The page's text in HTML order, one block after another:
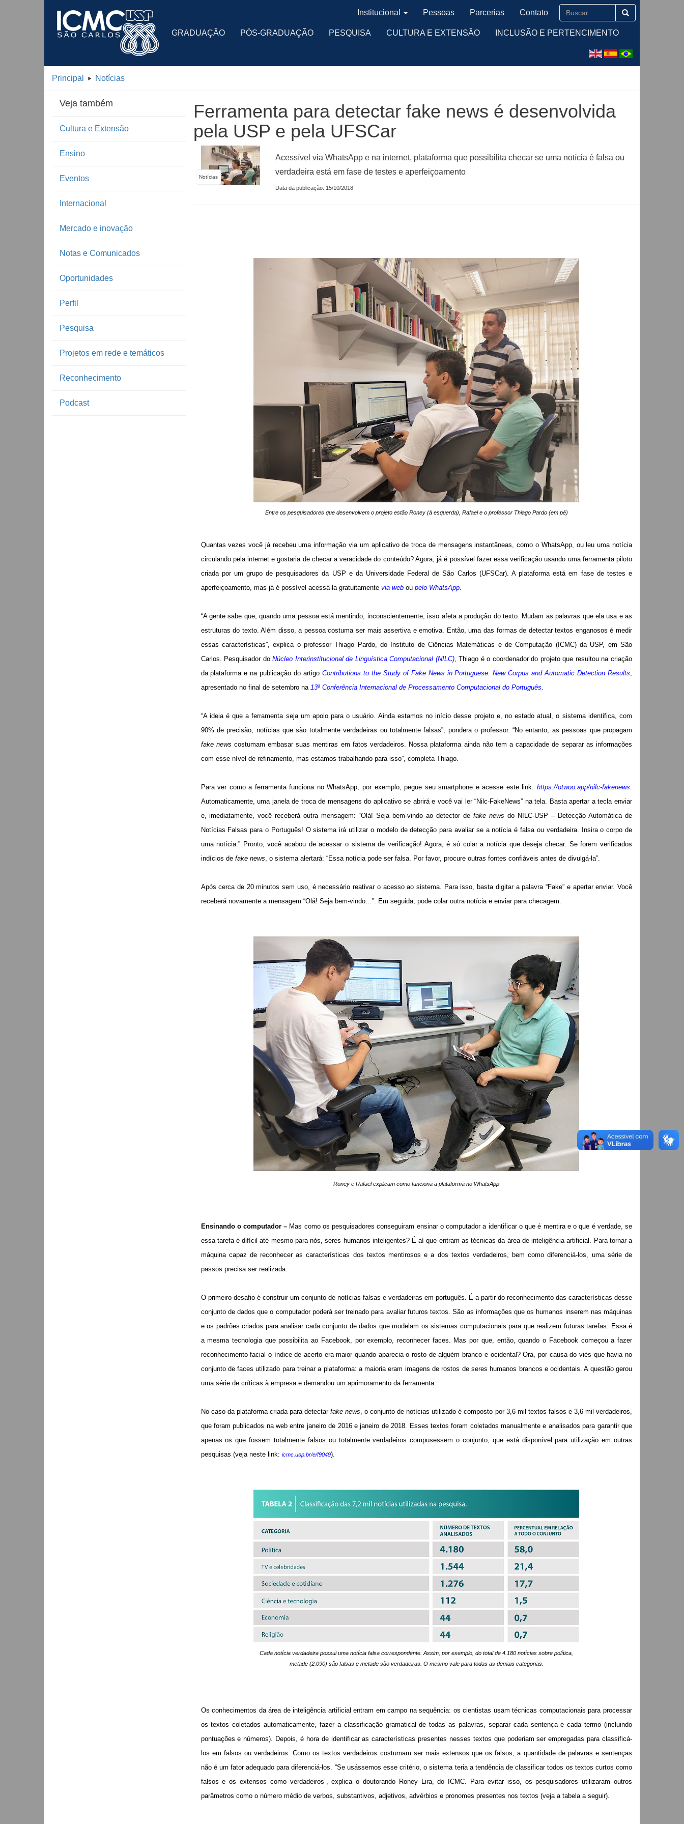
GRADUAÇÃO PÓS-GRADUAÇÃO PESQUISA CULTURA E EXTENSÃO INCLUSÃO E PERTENCIMENTO
Institucional Pessoas Parcerias Contato
Principal Notícias
Veja também
Cultura e Extensão
Ensino
Eventos
Internacional
Mercado e inovação
Notas e Comunicados
Oportunidades
Perfil
Pesquisa
Projetos em rede e temáticos
Reconhecimento
Podcast
Ferramenta para detectar fake news é desenvolvida
pela USP e pela UFSCar
Notícias
Acessível via WhatsApp e na internet, plataforma que possibilita checar se uma notícia é falsa ou
verdadeira está em fase de testes e aperfeiçoamento
Data da publicação: 15/10/2018
Entre os pesquisadores que desenvolvem o projeto estão Roney (à esquerda), Rafael e o professor Thiago Pardo (em pé)
Quantas vezes você já recebeu uma informação via um aplicativo de troca de mensagens instantâneas, como o WhatsApp, ou leu uma notícia
circulando pela internet e gostaria de checar a veracidade do conteúdo? Agora, já é possível fazer essa verificação usando uma ferramenta piloto
criada por um grupo de pesquisadores da USP e da Universidade Federal de São Carlos (UFSCar). A plataforma está em fase de testes e
aperfeiçoamento, mas já é possível acessá-la gratuitamente via webou pelo WhatsApp.
“A gente sabe que, quando uma pessoa está mentindo, inconscientemente, isso afeta a produção do texto. Mudam as palavras que ela usa e as
estruturas do texto. Além disso, a pessoa costuma ser mais assertiva e emotiva. Então, uma das formas de detectar textos enganosos é medir
essas características”, explica o professor Thiago Pardo, do Instituto de Ciências Matemáticas e de Computação (ICMC) da USP, em São
Carlos. Pesquisador doNúcleo Interinstitucional de Linguística Computacional (NILC), Thiago é o coordenador do projeto que resultou na criação
da plataforma e na publicação do artigo Contributions to the Study of Fake News in Portuguese: New Corpus and Automatic Detection Results,
apresentado no final de setembro na 13ª Conferência Internacional de Processamento Computacional do Português.
“A ideia é que a ferramenta seja um apoio para o usuário. Ainda estamos no início desse projeto e, no estado atual, o sistema identifica, com
90% de precisão, notícias que são totalmente verdadeiras ou totalmente falsas”, pondera o professor. “No entanto, as pessoas que propagam
fake news costumam embasar suas mentiras em fatos verdadeiros. Nossa plataforma ainda não tem a capacidade de separar as informações
com esse nível de refinamento, mas estamos trabalhando para isso”, completa Thiago.
Para ver como a ferramenta funciona no WhatsApp, por exemplo, pegue seu smartphone e acesse este link: https://otwoo.app/nilc-fakenews.
Automaticamente, uma janela de troca de mensagens do aplicativo se abrirá e você vai ler “Nilc-FakeNews” na tela. Basta apertar a tecla enviar
e, imediatamente, você receberá outra mensagem: “Olá! Seja bem-vindo ao detector defake newsdo NILC-USP – Detecção Automática de
Notícias Falsas para o Português! O sistema irá utilizar o modelo de detecção para avaliar se a notícia é falsa ou verdadeira. Insira o corpo de
uma notícia.” Pronto, você acabou de acessar o sistema de verificação! Agora, é só colar a notícia que deseja checar. Se forem verificados
indícios de fake news, o sistema alertará: “Essa notícia pode ser falsa. Por favor, procure outras fontes confiáveis antes de divulgá-la”.
Após cerca de 20 minutos sem uso, é necessário reativar o acesso ao sistema. Para isso, basta digitar a palavra “Fake” e apertar enviar. Você
receberá novamente a mensagem “Olá! Seja bem-vindo…”. Em seguida, pode colar outra notícia e enviar para checagem.
Roney e Rafael explicam como funciona a plataforma no WhatsApp
Ensinando o computador – Mas como os pesquisadores conseguiram ensinar o computador a identificar o que é mentira e o que é verdade, se
essa tarefa é difícil até mesmo para nós, seres humanos inteligentes? É aí que entram as técnicas da área de inteligência artificial. Para tornar a
máquina capaz de reconhecer as características dos textos mentirosos e a dos textos verdadeiros, bem como diferenciá-los, uma série de
passos precisa ser realizada.
O primeiro desafio é construir um conjunto de notícias falsas e verdadeiras em português. É a partir do reconhecimento das características desse
conjunto de dados que o computador poderá ser treinado para avaliar futuros textos. São as informações que os humanos inserem nas máquinas
e os padrões criados para analisar cada conjunto de dados que modelam os sistemas computacionais para que realizem futuras tarefas. Essa é
a mesma tecnologia que possibilita ao Facebook, por exemplo, reconhecer faces. Mas por que, então, quando o Facebook começou a fazer
reconhecimento facial o índice de acerto era maior quando aparecia o rosto de alguém branco e ocidental? Ora, por causa do viés que havia no
conjunto de faces utilizado para treinar a plataforma: a maioria eram imagens de rostos de seres humanos brancos e ocidentais. A questão gerou
uma série de críticas à empresa e demandou um aprimoramento da ferramenta.
No caso da plataforma criada para detectar fake news, o conjunto de notícias utilizado é composto por 3,6 mil textos falsos e 3,6 mil verdadeiros,
que foram publicados na web entre janeiro de 2016 e janeiro de 2018. Esses textos foram coletados manualmente e analisados para garantir que
apenas os que fossem totalmente falsos ou totalmente verdadeiros compusessem o conjunto, que está disponível para utilização em outras
pesquisas (veja neste link: icmc.usp.br/e/f9049).
Cada notícia verdadeira possui uma notícia falsa correspondente. Assim, por exemplo, do total de 4.180 notícias sobre política,
metade (2.090) são falsas e metade são verdadeiras. O mesmo vale para todas as demais categorias.
Os conhecimentos da área de inteligência artificial entram em campo na sequência: os cientistas usam técnicas computacionais para processar
os textos coletados automaticamente, fazer a classificação gramatical de todas as palavras, separar cada sentença e cada termo (incluindo
pontuações e números). Depois, é hora de identificar as características presentes nesses textos que poderiam ser empregadas para classificá-
los em falsos ou verdadeiros. Como os textos verdadeiros costumam ser mais extensos que os falsos, a quantidade de palavras e sentenças
não é um fator adequado para diferenciá-los. “Se usássemos esse critério, o sistema teria a tendência de classificar todos os textos curtos como
falsos e os extensos como verdadeiros”, explica o doutorando Roney Lira, do ICMC. Para evitar isso, os pesquisadores utilizaram outros
parâmetros como o número médio de verbos, substantivos, adjetivos, advérbios e pronomes presentes nos textos (veja a tabela a seguir).